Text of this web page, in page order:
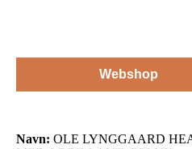
Webshop
Navn: OLE LYNGGAARD